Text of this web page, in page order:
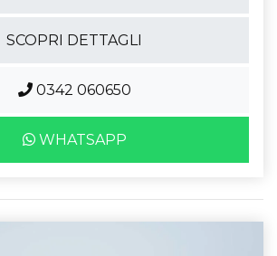
SCOPRI DETTAGLI
0342 060650
WHATSAPP